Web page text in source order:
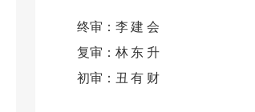
终审： 李建会
复审： 林东升
初审： 丑有财